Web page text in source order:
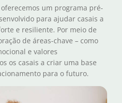
um programa pré-
para ajudar casais a
e resiliente. Por meio de
de áreas-chave – como
e valores
os casais a criar uma base
para o futuro.